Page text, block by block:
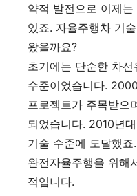
약적 발전으로 이제
있죠. 자율주행차 기
왔을까요?
초기에는 단순한 차
수준이었습니다.
프로젝트가 주목받으
되었습니다. 2010년
기술 수준에 도달했죠.
완전자율주행을 위해
적입니다.